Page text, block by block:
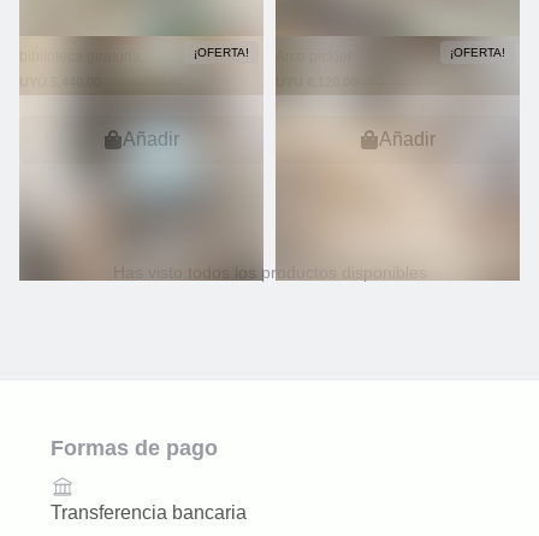
¡OFERTA!
Añadir
¡OFERTA!
Añadir
Has visto todos los productos disponibles
Formas de pago
Transferencia bancaria